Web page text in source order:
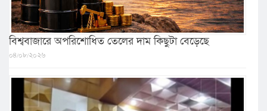
বিশ্ববাজারে অপরিশোধিত তেলের দাম কিছুটা বেড়েছে
০৪/০৮/২০২৬